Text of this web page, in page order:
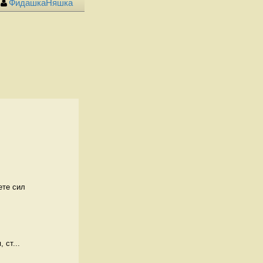
ФидашкаНяшка
сил